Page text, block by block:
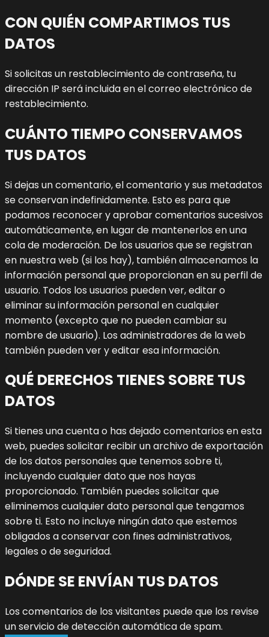
CON QUIÉN COMPARTIMOS TUS
DATOS
Si solicitas un restablecimiento de contraseña, tu
dirección IP será incluida en el correo electrónico de
restablecimiento.
CUÁNTO TIEMPO CONSERVAMOS
TUS DATOS
Si dejas un comentario, el comentario y sus metadatos
se conservan indefinidamente. Esto es para que
podamos reconocer y aprobar comentarios sucesivos
automáticamente, en lugar de mantenerlos en una
cola de moderación. De los usuarios que se registran
en nuestra web (si los hay), también almacenamos la
información personal que proporcionan en su perfil de
usuario. Todos los usuarios pueden ver, editar o
eliminar su información personal en cualquier
momento (excepto que no pueden cambiar su
nombre de usuario). Los administradores de la web
también pueden ver y editar esa información.
QUÉ DERECHOS TIENES SOBRE TUS
DATOS
Si tienes una cuenta o has dejado comentarios en esta
web, puedes solicitar recibir un archivo de exportación
de los datos personales que tenemos sobre ti,
incluyendo cualquier dato que nos hayas
proporcionado. También puedes solicitar que
eliminemos cualquier dato personal que tengamos
sobre ti. Esto no incluye ningún dato que estemos
obligados a conservar con fines administrativos,
legales o de seguridad.
DÓNDE SE ENVÍAN TUS DATOS
Los comentarios de los visitantes puede que los revise
un servicio de detección automática de spam.